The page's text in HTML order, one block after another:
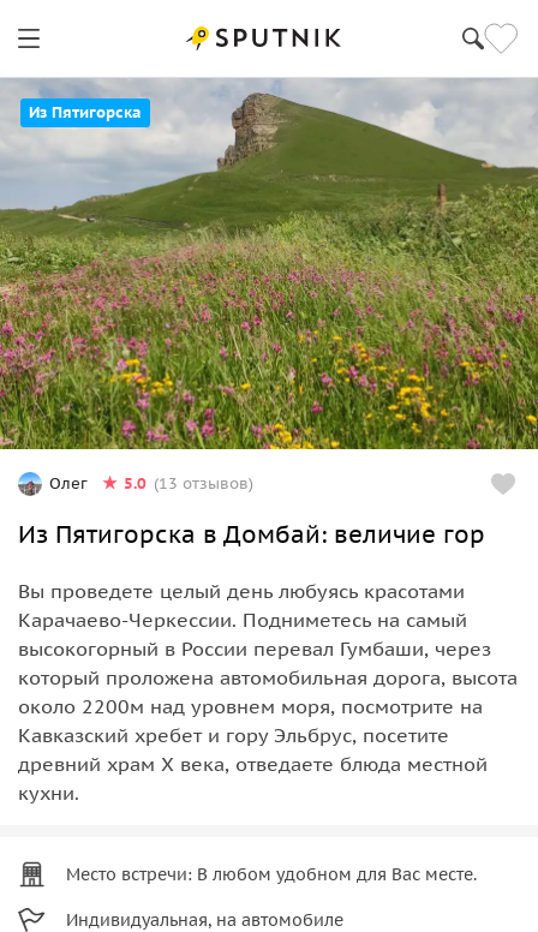
Из Пятигорска
Олег 5.0 (13 отзывов)
Из Пятигорска в Домбай: величие гор
Вы проведете целый день любуясь красотами
Карачаево-Черкессии. Подниметесь на самый
высокогорный в России перевал Гумбаши, через
который проложена автомобильная дорога, высота
около 2200м над уровнем моря, посмотрите на
Кавказский хребет и гору Эльбрус, посетите
древний храм Х века, отведаете блюда местной
кухни.
Место встречи: В любом удобном для Вас месте.
Индивидуальная, на автомобиле